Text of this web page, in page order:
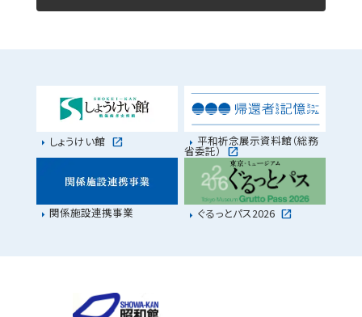
しょうけい館 平和祈念展示資料館（総務
省委託）
関係施設連携事業 ぐるっとパス2026